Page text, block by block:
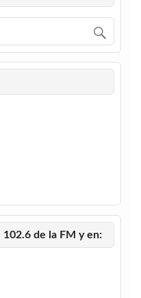
de la FM y en: